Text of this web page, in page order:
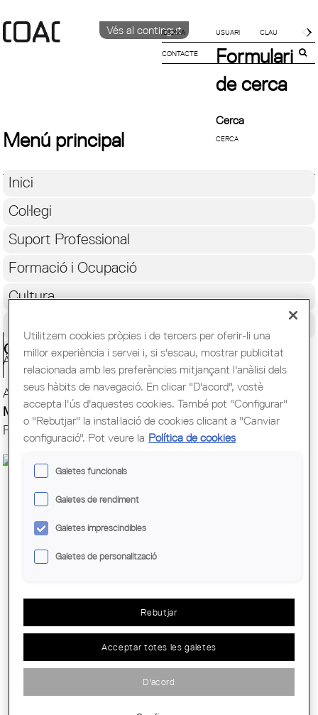
Vés al contingut
IDIOMA
CATALÀ
CONTACTE
Formulari
de cerca
Cerca
Menú principal
Inici
Col·legi
Suport Professional
Formació i Ocupació
Cultura
Ciutadania
Ágora
Acción de gobierno
Memoria y estudios
Procedimientos colegiales
Memòria
anual del
Gràfics de
Visat
El Col·legi
d'Arquitectes
Enquesta
sobre
llicències
Utilitzem cookies pròpies i de tercers per oferir-li una
millor experiència i servei i, si s'escau, mostrar publicitat
relacionada amb les preferències mitjançant l'anàlisi dels
seus hàbits de navegació. En clicar "D'acord", vostè
accepta l'ús d'aquestes cookies. També pot "Configurar"
o "Rebutjar" la instal·lació de cookies clicant a "Canviar
configuració". Pot veure la Política de cookies
Galetes funcionals
Galetes de rendiment
Galetes imprescindibles
Galetes de personalització
Rebutjar
Acceptar totes les galetes
D'acord